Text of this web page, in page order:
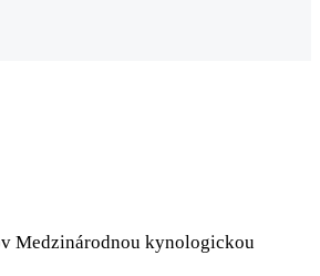
Medzinárodnou kynologickou